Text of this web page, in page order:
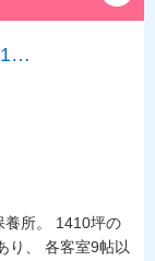
養所。 1410坪の
り、 各客室9帖以